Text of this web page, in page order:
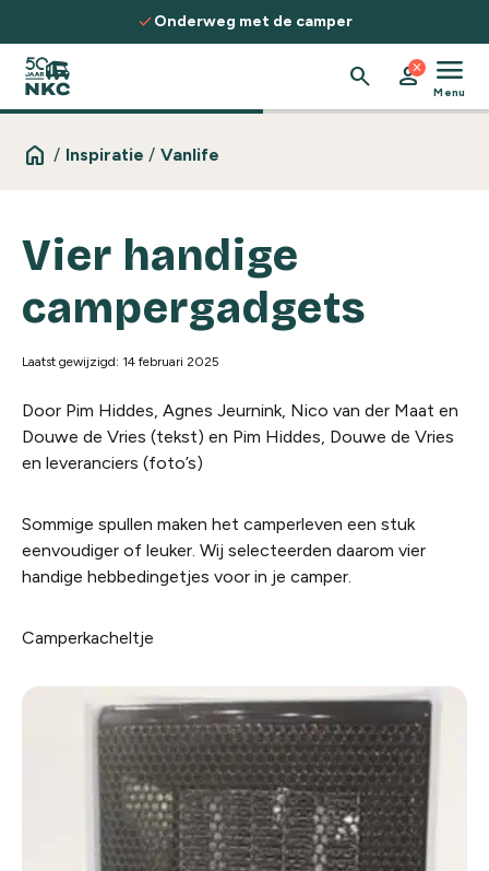
Spring naar de inhoud
Onderweg met de camper
search person
close menu
Menu
home / Inspiratie / Vanlife
Vier handige
campergadgets
Laatst gewijzigd: 14 februari 2025
Door Pim Hiddes, Agnes Jeurnink, Nico van der Maat en
Douwe de Vries (tekst) en Pim Hiddes, Douwe de Vries
en leveranciers (foto’s)
Sommige spullen maken het camperleven een stuk
eenvoudiger of leuker. Wij selecteerden daarom vier
handige hebbedingetjes voor in je camper.
Camperkacheltje